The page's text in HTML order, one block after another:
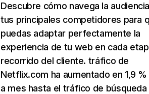
Descubre cómo navega la
tus principales competidores para
puedas adaptar perfectamente la
experiencia de tu web en cada
recorrido del cliente. tráfico de
Netflix.com ha aumentado en 1,9
a mes hasta el tráfico de búsqueda